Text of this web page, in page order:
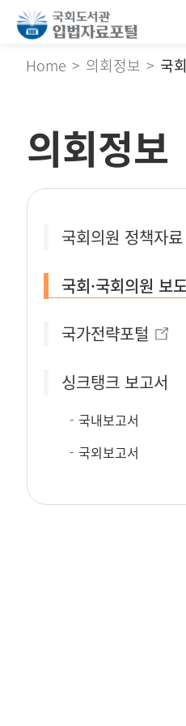
Home 의회정보 국
의회정보
국회의원 정책자료
국회·국회의원 보
국가전략포털
싱크탱크 보고서
국내보고서
국외보고서